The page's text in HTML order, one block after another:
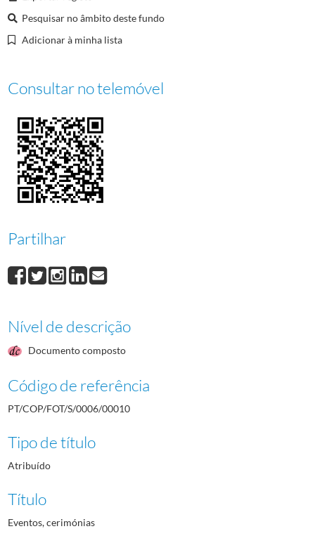
Conselho da Europa - Seminário Europeu de Jogos Tradicionais
00012 Jantar "Dia Olímpico", 1988
Pesquisar no âmbito deste fundo
Adicionar à minha lista
Consultar no telemóvel
Partilhar
Nível de descrição
Documento composto
Código de referência
PT/COP/FOT/S/0006/00010
Tipo de título
Atribuído
Título
Eventos, cerimónias